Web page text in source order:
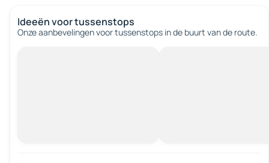
Ideeën voor tussenstops
Onze aanbevelingen voor tussenstops in de buurt van de route.